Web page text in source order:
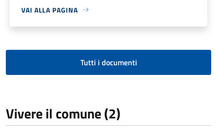
VAI ALLA PAGINA
Tutti i documenti
Vivere il comune (2)